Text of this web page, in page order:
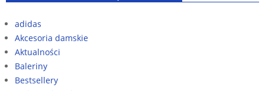
adidas
Akcesoria damskie
Aktualności
Baleriny
Bestsellery